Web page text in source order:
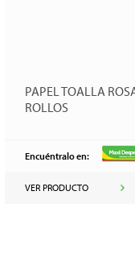
PAPEL TOALLA
ROLLOS
Encuéntralo en:
VER PRODUCTO